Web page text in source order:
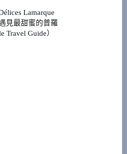
Lamarque
見最甜蜜的普羅
Travel Guide）